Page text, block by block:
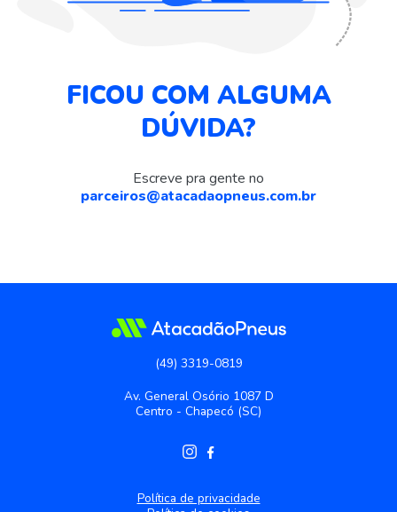
FICOU COM ALGUMA
DÚVIDA?
Escreve pra gente no
parceiros@atacadaopneus.com.br
(49) 3319-0819
Av. General Osório 1087 D
Centro - Chapecó (SC)
Política de privacidade